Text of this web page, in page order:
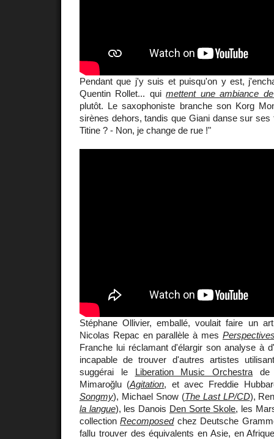
Pendant que j'y suis et puisqu'on y est,
Quentin Rollet... quimettent une ambiance
plutôt. Le saxophoniste branche son Korg
sirènes dehors, tandis que Giani danse sur ses
Titine ? - Non, je change de rue !"
Stéphane Ollivier, emballé, voulait faire un
Nicolas Repac en parallèle à mes
Franche lui réclamant d'élargir son analyse à
incapable de trouver d'autres artistes
suggérai le Liberation Music Orchestra de
Mimaroğlu (Agitation, et avec Freddie
Songmy), Michael Snow (The Last LP/CD),
la langue), les Danois Den Sorte Skole, les
collectionRecomposedchez Deutsche
fallu trouver des équivalents en Asie, en